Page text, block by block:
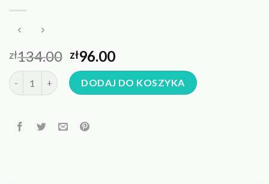
zł134.00 zł96.00
ilość wisiorek z rubinem naturalnym
DODAJ DO KOSZYKA